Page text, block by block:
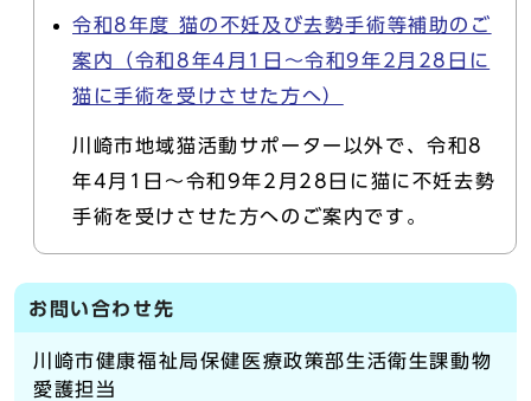
令和8年度 猫の不妊及び去勢手術等補助のご
案内（令和8年4月1日～令和9年2月28日に
猫に手術を受けさせた方へ）
川崎市地域猫活動サポーター以外で、令和8
年4月1日～令和9年2月28日に猫に不妊去勢
手術を受けさせた方へのご案内です。
お問い合わせ先
川崎市健康福祉局保健医療政策部生活衛生課動物
愛護担当